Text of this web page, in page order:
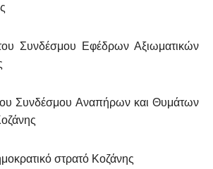
Συνδέσμου Εφέδρων Αξιωματικών
Συνδέσμου Αναπήρων και Θυμάτων
στρατό Κοζάνης